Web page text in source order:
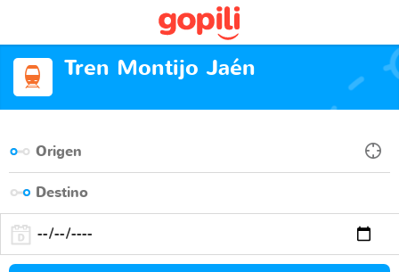
Tren Montijo Jaén